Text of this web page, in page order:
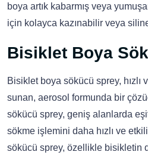
boya artık kabarmış veya
için kolayca kazınabilir veya
Bisiklet Boya
Bisiklet boya sökücü sprey, hızlı
sunan, aerosol formunda bir
sökücü sprey, geniş alanlarda
sökme işlemini daha hızlı ve
sökücü sprey, özellikle bisikletin